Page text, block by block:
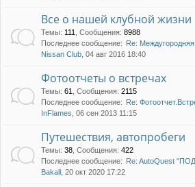
Все о нашей клубной жизни
Темы: 111 Сообщения: 8988
Последнее сообщение: Re: Междугородняя
Nissan Club , 04 авг 2016 18:40
Фотоотчеты о встречах
Темы: 61 Сообщения: 2115
Последнее сообщение: Re:
InFlames , 06 сен 2013 11:15
Путешествия, автопробеги
Темы: 38 Сообщения: 422
Последнее сообщение: Re: AutoQuest
Bakall , 20 окт 2020 17:22